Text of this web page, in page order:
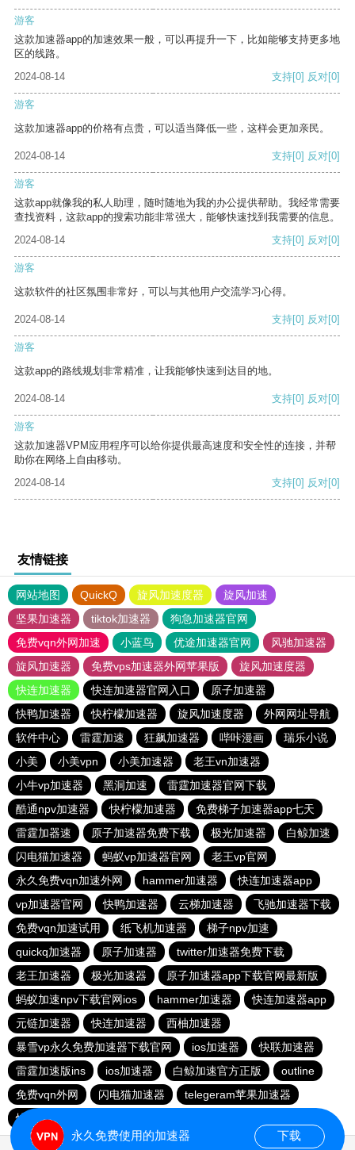
游客
这款加速器app的加速效果一般，可以再提升一下，比如能够支持更多地
区的线路。
2024-08-14
支持[0] 反对[0]
游客
这款加速器app的价格有点贵，可以适当降低一些，这样会更加亲民。
2024-08-14 支持[0] 反对[0]
游客
这款app就像我的私人助理，随时随地为我的办公提供帮助。我经常需要
查找资料，这款app的搜索功能非常强大，能够快速找到我需要的信息。
2024-08-14
支持[0] 反对[0]
游客
这款软件的社区氛围非常好，可以与其他用户交流学习心得。
2024-08-14 支持[0] 反对[0]
游客
这款app的路线规划非常精准，让我能够快速到达目的地。
2024-08-14 支持[0] 反对[0]
游客
这款加速器VPM应用程序可以给你提供最高速度和安全性的连接，并帮
助你在网络上自由移动。
2024-08-14
支持[0] 反对[0]
友情链接
网站地图 QuickQ 旋风加速度器
旋风加速
坚果加速器
tiktok加速器
狗急加速器官网
免费vqn外网加速
小蓝鸟 优途加速器官网
风驰加速器
旋风加速器
免费vps加速器外网苹果版
旋风加速度器
快连加速器
快连加速器官网入口
原子加速器
快鸭加速器
快柠檬加速器 旋风加速度器
外网网址导航
软件中心
雷霆加速 狂飙加速器 哔咔漫画
瑞乐小说
小美
小美vpn 小美加速器
老王vn加速器
小牛vp加速器
黑洞加速
雷霆加速器官网下载
酷通npv加速器
快柠檬加速器
免费梯子加速器app七天
雷霆加器速
原子加速器免费下载 极光加速器
白鲸加速
闪电猫加速器
蚂蚁vp加速器官网
老王vp官网
永久免费vqn加速外网
hammer加速器
快连加速器app
vp加速器官网
快鸭加速器 云梯加速器
飞驰加速器下载
免费vqn加速试用
纸飞机加速器
梯子npv加速
quickq加速器
原子加速器
twitter加速器免费下载
老王加速器
极光加速器
原子加速器app下载官网最新版
蚂蚁加速npv下载官网ios
hammer加速器
快连加速器app
元链加速器
快连加速器
西柚加速器
暴雪vp永久免费加速器下载官网
ios加速器
快联加速器
雷霆加速版ins
ios加速器 白鲸加速官方正版
outline
免费vqn外网
闪电猫加速器
telegeram苹果加速器
快连lets加速器
永久免费使用的加速器 下载